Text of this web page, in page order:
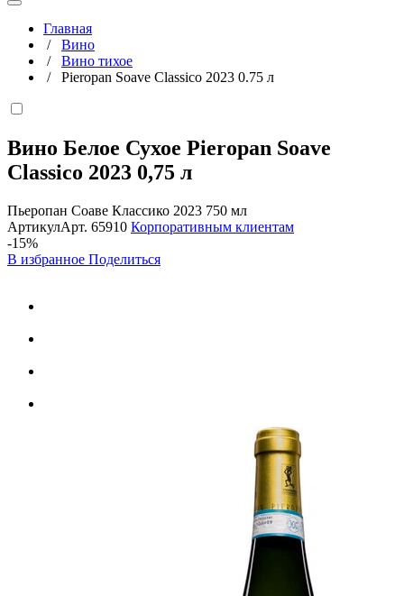
Главная
/ Вино
/ Вино тихое
/ Pieropan Soave Classico 2023 0.75 л
Вино Белое Сухое Pieropan Soave
Classico 2023 0,75 л
Пьеропан Соаве Классико 2023 750 мл
АртикулАрт. 65910 Корпоративным клиентам
-15%
В избранное Поделиться